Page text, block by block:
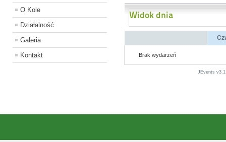
O Kole
Działalność
Galeria
Kontakt
Widok dnia
Brak wydarzeń
JEvents